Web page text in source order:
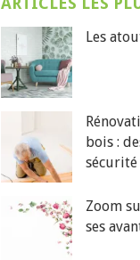
Les
bois :
sécurité
Zoom
ses